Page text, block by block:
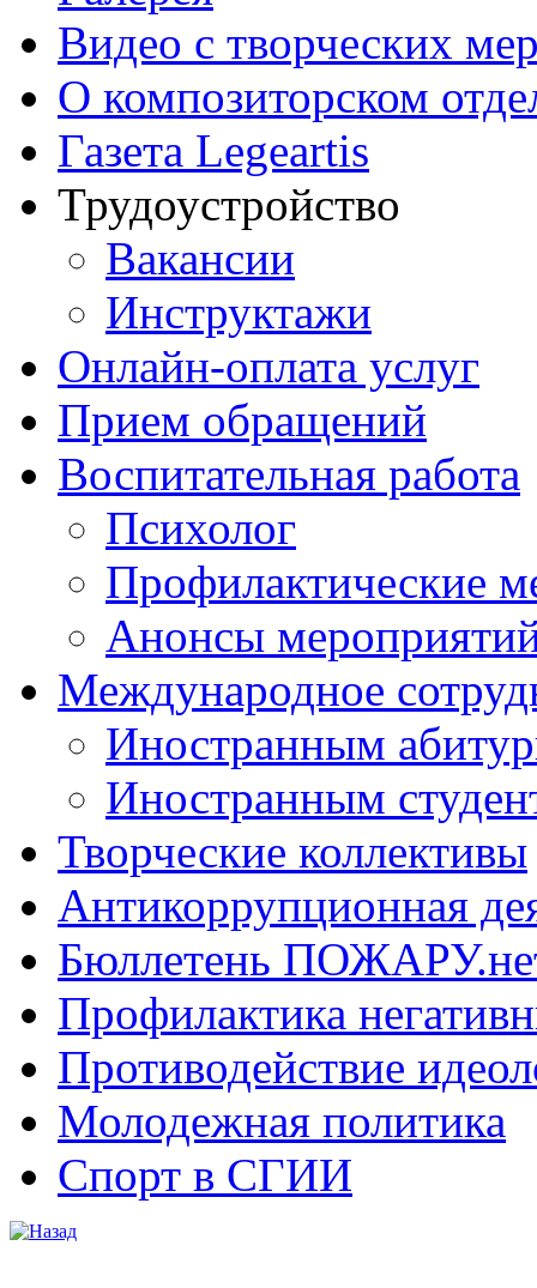
Видео с творческих
О композиторском
Газета Legeartis
Трудоустройство
Вакансии
Инструктажи
Онлайн-оплата услуг
Прием обращений
Воспитательная работа
Психолог
Профилактические
Анонсы
Международное
Иностранным
Иностранным
Творческие коллективы
Антикоррупционная
Бюллетень
Профилактика
Противодействие
Молодежная политика
Спорт в СГИИ